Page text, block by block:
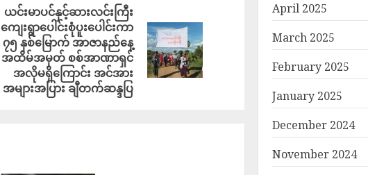
ယင်းမာပင်နှင့်ဆားလင်းကြီး
ကျေးရွာပေါင်းစုံပူးပေါင်းကာ
၇၅ နှစ်မြောက် အာဇာနည်နေ့
အထိမ်အမှတ် စစ်အာဏာရှင်
အလိုမရှိကြောင်း အင်အား
အများအပြား ချီတက်ဆန္ဒပြ
April 2025
March 2025
February 2025
January 2025
December 2024
November 2024